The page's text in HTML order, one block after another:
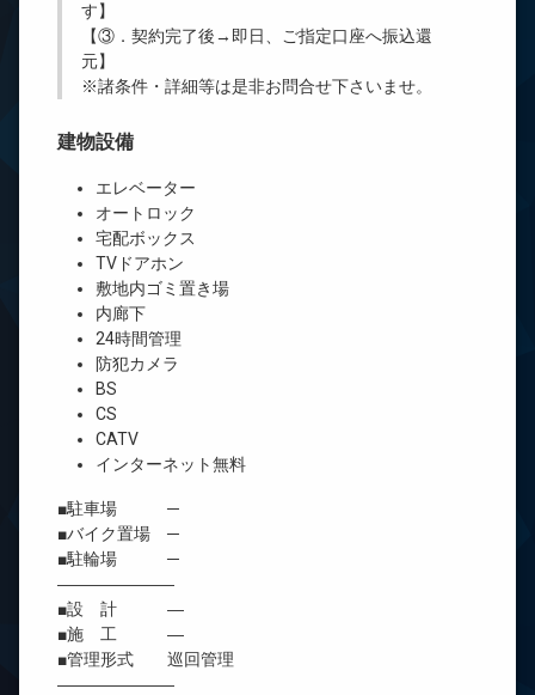
す】
【③．契約完了後→即日、ご指定口座へ振込還
元】
※諸条件・詳細等は是非お問合せ下さいませ。
建物設備
エレベーター
オートロック
宅配ボックス
TVドアホン
敷地内ゴミ置き場
内廊下
24時間管理
防犯カメラ
BS
CS
CATV
インターネット無料
■駐車場 ─
■バイク置場 ─
■駐輪場 ─
―――――――
■設 計 ―
■施 工 ―
■管理形式 巡回管理
―――――――